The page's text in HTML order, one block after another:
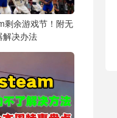
剩余游戏节！附无
解决办法